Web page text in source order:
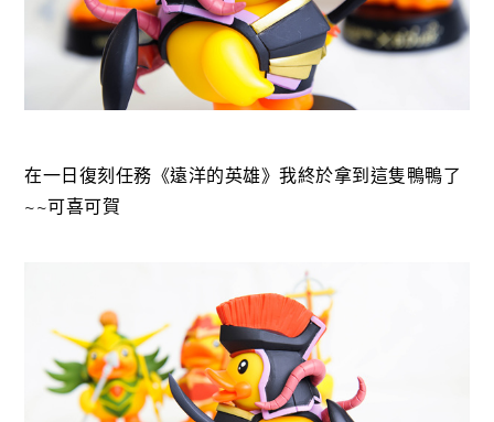
在一日復刻任務《遠洋的英雄》我終於拿到這隻鴨鴨了
~~可喜可賀